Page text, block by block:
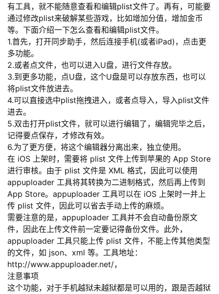
子
直
播
的
活
动
我
的
关
注
我
的
开
发
者
学
堂
我
的
课
程
我
的
认
我
的
我
我
的
Programs
我
的
支
持
我
的
技
术
支
我
的
云
声
有工具，就不能随意查看和编辑plist文件了。再有，可能要
通过修改plist来破解某些游戏，比如增加分值，增加金币
等。下面介绍一下怎么查看和编辑plist文件。
1.首先，打开同步助手，然后连接手机(或者iPad)，点击更
多功能。
2.或者点文件，也可以进入U盘，进行文件存放。
3.到更多功能，点U盘，这个U盘是可以存放东西，也可以
将plist文件放进去。
4.可以直接选中plist拖拽进入，或者点导入，导入plist文件
进去。
5.双击打开plist文件，就可以进行编辑了，编辑完毕之后，
记得要点保存，才修改有效。
6.为了更方便，将这个编辑器分离出来，独立使用。
在 iOS 上架时，需要将 plist 文件上传到苹果的 App Store
进行审核。由于 plist 文件是 XML 格式，因此可以使用
appuploader 工具将其转换为二进制格式，然后再上传到
App Store。appuploader 工具可以在 iOS 上架时一并上
传 plist 文件，因此可以省去手动上传的麻烦。
需要注意的是，appuploader 工具并不会自动备份原文
件，因此在上传文件前一定要记得备份文件。此外，
appuploader 工具只能上传 plist 文件，不能上传其他类型
的文件，如 json、xml 等。工具地址：
http://www.appuploader.net/，
注意事项
这个功能，对于手机越狱未越狱都是可以用的，跟是否越狱